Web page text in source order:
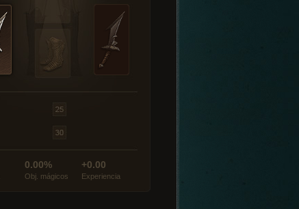
0.00%
Obj. mágicos
+0.00
Experiencia